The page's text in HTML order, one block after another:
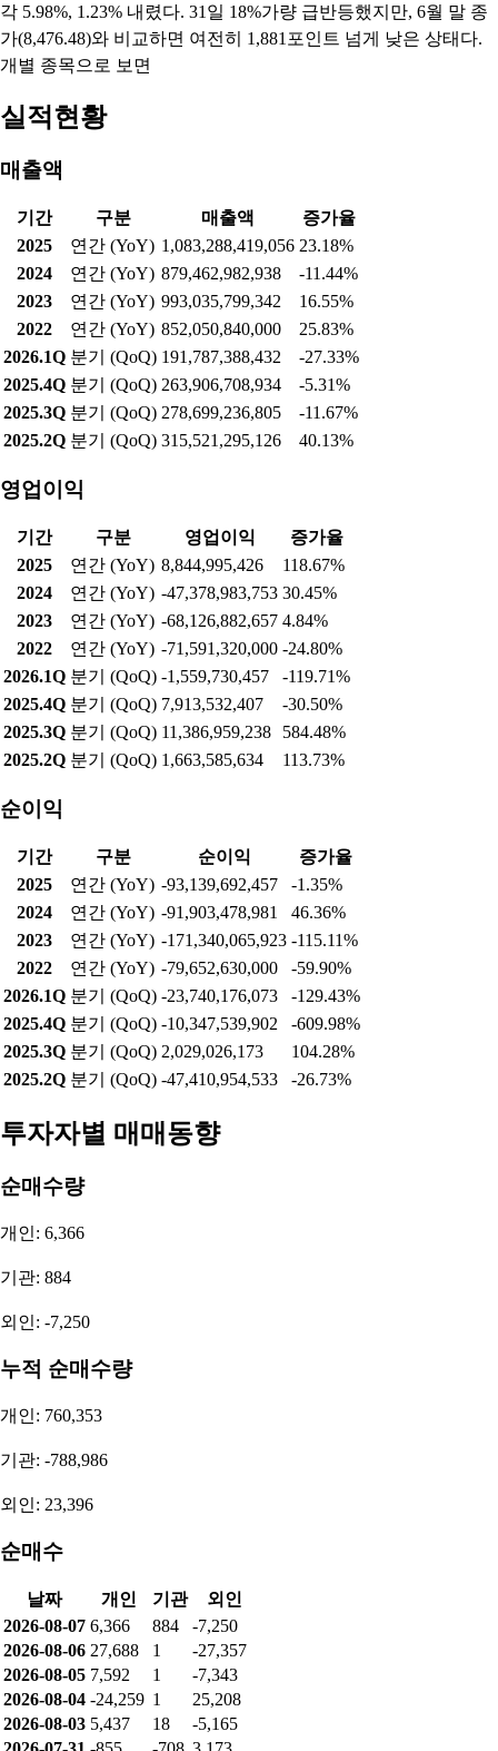
각 5.98%, 1.23% 내렸다. 31일 18%가량 급반등했지만, 6월 말 종
가(8,476.48)와 비교하면 여전히 1,881포인트 넘게 낮은 상태다.
개별 종목으로 보면
실적현황
매출액
기간 구분 매출액
증가율
2025
연간 (YoY) 1,083,288,419,056 23.18%
2024
연간 (YoY) 879,462,982,938
-11.44%
2023
연간 (YoY) 993,035,799,342
16.55%
2022
연간 (YoY) 852,050,840,000
25.83%
2026.1Q 분기 (QoQ) 191,787,388,432
-27.33%
2025.4Q 분기 (QoQ) 263,906,708,934
-5.31%
2025.3Q 분기 (QoQ) 278,699,236,805
-11.67%
2025.2Q 분기 (QoQ) 315,521,295,126 40.13%
영업이익
기간 구분 영업이익
증가율
2025
연간 (YoY) 8,844,995,426
118.67%
2024
연간 (YoY) -47,378,983,753 30.45%
2023
연간 (YoY) -68,126,882,657 4.84%
2022
연간 (YoY) -71,591,320,000 -24.80%
2026.1Q 분기 (QoQ) -1,559,730,457
-119.71%
2025.4Q 분기 (QoQ) 7,913,532,407
-30.50%
2025.3Q 분기 (QoQ) 11,386,959,238
584.48%
2025.2Q 분기 (QoQ) 1,663,585,634 113.73%
순이익
기간 구분 순이익
증가율
2025
연간 (YoY) -93,139,692,457
-1.35%
2024
연간 (YoY) -91,903,478,981
46.36%
2023
연간 (YoY) -171,340,065,923 -115.11%
2022
연간 (YoY) -79,652,630,000
-59.90%
2026.1Q 분기 (QoQ) -23,740,176,073
-129.43%
2025.4Q 분기 (QoQ) -10,347,539,902
-609.98%
2025.3Q 분기 (QoQ) 2,029,026,173
104.28%
2025.2Q 분기 (QoQ) -47,410,954,533 -26.73%
투자자별 매매동향
순매수량
개인: 6,366
기관: 884
외인: -7,250
누적 순매수량
개인: 760,353
기관: -788,986
외인: 23,396
순매수
날짜 개인 기관
외인
2026-08-07 6,366 884
-7,250
2026-08-06 27,688 1
-27,357
2026-08-05 7,592 1
-7,343
2026-08-04 -24,259 1
25,208
2026-08-03 5,437 18
-5,165